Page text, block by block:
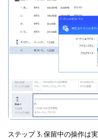
ステップ 3. 保留中の操作は